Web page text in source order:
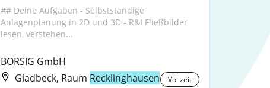
## Deine Aufgaben - Selbstständige
Anlagenplanung in 2D und 3D - R&I Fließbilder
lesen, verstehen...
BORSIG GmbH
Gladbeck, Raum Recklinghausen Vollzeit